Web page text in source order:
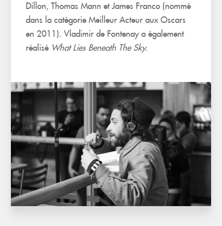
Dillon, Thomas Mann et James Franco (nommé
dans la catégorie Meilleur Acteur aux Oscars
en 2011). Vladimir de Fontenay a également
réalisé What Lies Beneath The Sky.